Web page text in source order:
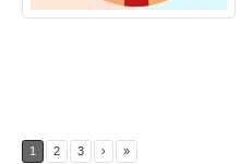
1 2 3 › »